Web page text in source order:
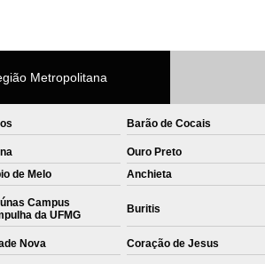
Metropolitana
Barão de Cocais
Ouro Preto
de Melo Anchieta
Campus
da UFMG
Buritis
Nova Coração de Jesus